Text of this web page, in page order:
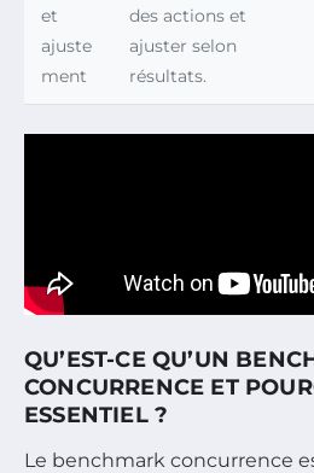
et
ajuste
ment
des actions et
ajuster selon
résultats.
QU’EST-CE QU’UN
CONCURRENCE ET
ESSENTIEL ?
Le benchmark concurrence